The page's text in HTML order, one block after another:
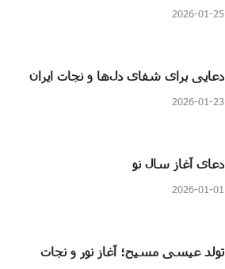
2026-01-25
دعایی برای شفای دل‌ها و نجات ایران
2026-01-23
دعای آغاز سال نو
2026-01-01
تولد عیسی مسیح؛ آغاز نور و نجات